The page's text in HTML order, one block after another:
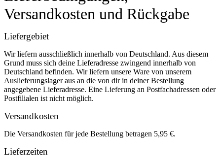
Versandkosten und Rückgabe
Liefergebiet
Wir liefern ausschließlich innerhalb von Deutschland. Aus diesem
Grund muss sich deine Lieferadresse zwingend innerhalb von
Deutschland befinden. Wir liefern unsere Ware von unserem
Auslieferungslager aus an die von dir in deiner Bestellung
angegebene Lieferadresse. Eine Lieferung an Postfachadressen oder
Postfilialen ist nicht möglich.
Versandkosten
Die Versandkosten für jede Bestellung betragen 5,95 €.
Lieferzeiten